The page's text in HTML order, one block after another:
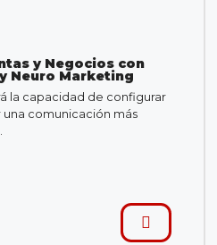
y Negocios con
Neuro Marketing
la capacidad de configurar
comunicación más